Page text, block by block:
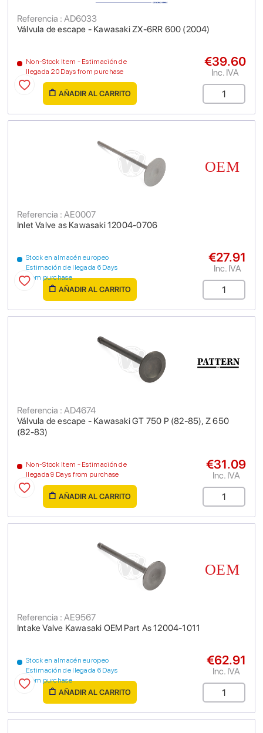
Válvula de escape - Kawasaki ZX-6RR 600 (2004)
Referencia : AD6033
Non-Stock Item - Estimación de
llegada 20 Days from purchase
€39.60
Inc. IVA
AÑADIR AL CARRITO
Inlet Valve as Kawasaki 12004-0706
Referencia : AE0007
Stock en almacén europeo
Estimación de llegada 6 Days
from purchase
€27.91
Inc. IVA
AÑADIR AL CARRITO
Válvula de escape - Kawasaki GT 750 P (82-85), Z 650
(82-83)
Referencia : AD4674
Non-Stock Item - Estimación de
llegada 9 Days from purchase
€31.09
Inc. IVA
AÑADIR AL CARRITO
Intake Valve Kawasaki OEM Part As 12004-1011
Referencia : AE9567
Stock en almacén europeo
Estimación de llegada 6 Days
from purchase
€62.91
Inc. IVA
AÑADIR AL CARRITO